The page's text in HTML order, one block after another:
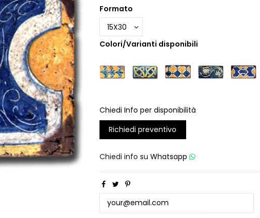
Formato
Colori/Varianti disponibili
Chiedi Info per disponibilità
Richiedi preventivo
Chiedi info su Whatsapp